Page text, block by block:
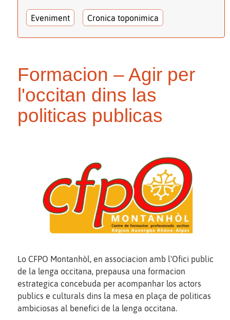
Eveniment Cronica toponimica
Formacion – Agir per
l'occitan dins las
politicas publicas
Lo CFPO Montanhòl, en associacion amb l'Ofici public
de la lenga occitana, prepausa una formacion
estrategica concebuda per acompanhar los actors
publics e culturals dins la mesa en plaça de politicas
ambiciosas al benefici de la lenga occitana.